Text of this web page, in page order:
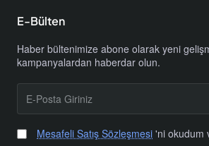
E-Bülten
Haber bültenimize abone olarak yeni
kampanyalardan haberdar olun.
E-
Posta
Giriniz
Mesafeli Satış Sözleşmesi 'ni okudum